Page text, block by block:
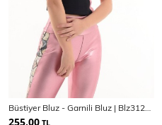
Büstiyer Bluz - Garnili Bluz | Blz31210
255,00 TL